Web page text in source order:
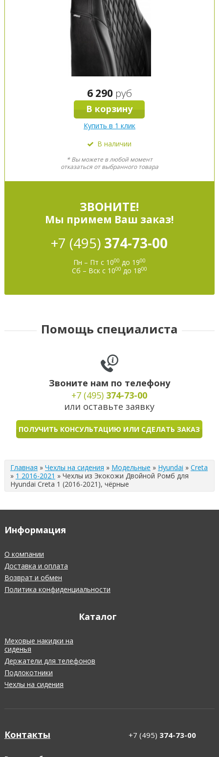
6 290 руб
В корзину
Купить в 1 клик
В наличии
* Вы можете в любой момент
отказаться от выбранного товара
ЗВОНИТЕ!
Мы примем Ваш заказ!
+7 (495) 374-73-00
Пн – Пт с 1000 до 1900
Сб – Вск с 1000 до 1800
Помощь специалиста
Звоните нам по телефону
+7 (495) 374-73-00
или оставьте заявку
ПОЛУЧИТЬ КОНСУЛЬТАЦИЮ ИЛИ СДЕЛАТЬ ЗАКАЗ
Главная » Чехлы на сидения » Модельные » Hyundai » Creta
» 1 2016-2021 » Чехлы из Экокожи Двойной Ромб для
Hyundai Creta 1 (2016-2021), чёрные
Информация
О компании
Доставка и оплата
Возврат и обмен
Политика конфиденциальности
Каталог
Меховые накидки на
сиденья
Держатели для телефонов
Подлокотники
Чехлы на сидения
Контакты +7 (495) 374-73-00